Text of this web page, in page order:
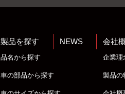
製品を探す
品名から探す
車の部品から探す
NEWS 会社
企業理
製品の